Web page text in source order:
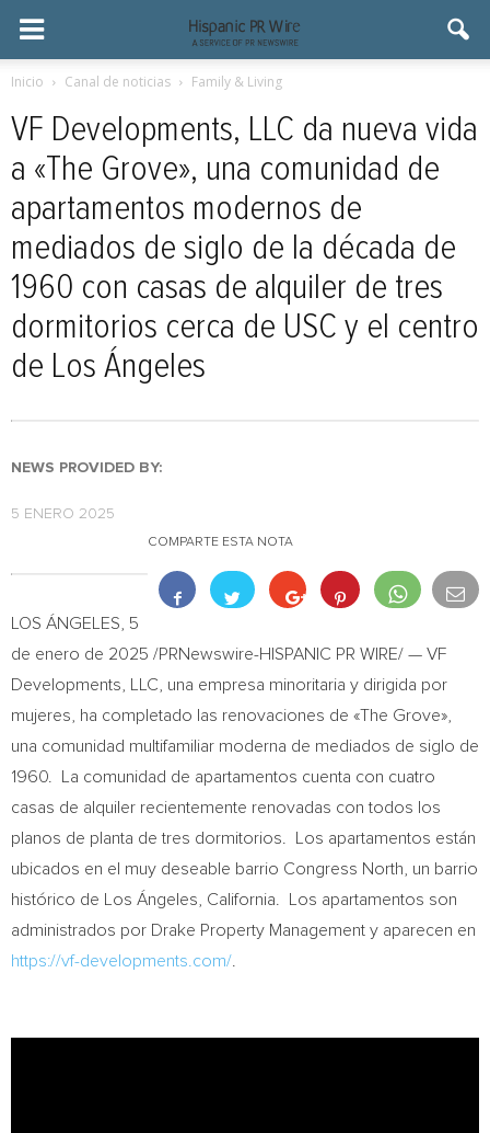
Inicio Canal de noticias Family & Living
VF Developments, LLC da nueva vida
a «The Grove», una comunidad de
apartamentos modernos de
mediados de siglo de la década de
1960 con casas de alquiler de tres
dormitorios cerca de USC y el centro
de Los Ángeles
NEWS PROVIDED BY:
5 ENERO 2025
COMPARTE ESTA NOTA
LOS ÁNGELES
5
de enero de 2025 /PRNewswire-HISPANIC PR WIRE/ — VF
Developments, LLC, una empresa minoritaria y dirigida por
mujeres, ha completado las renovaciones de «The Grove»,
una comunidad multifamiliar moderna de mediados de siglo de
1960. La comunidad de apartamentos cuenta con cuatro
casas de alquiler recientemente renovadas con todos los
planos de planta de tres dormitorios. Los apartamentos están
ubicados en el muy deseable barrio Congress North, un barrio
histórico de Los Ángeles, California. Los apartamentos son
administrados por Drake Property Management y aparecen en
https://vf-developments.com/